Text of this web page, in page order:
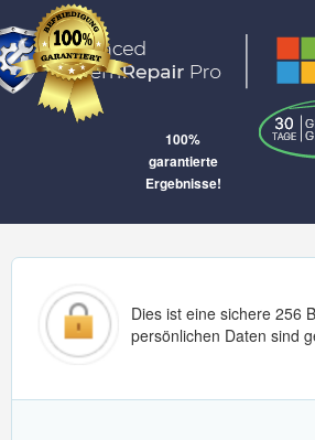
100%
garantierte
Ergebnisse!
Dies ist eine sichere 256
persönlichen Daten sind